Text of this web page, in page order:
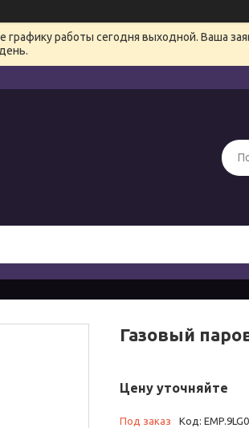
работы сегодня выходной. Ваша
день.
Газовый
Цену уточняйте
Под заказ Код: